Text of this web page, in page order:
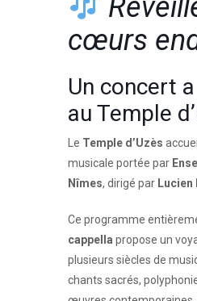
cœurs
Un concert
au Temple
Le Temple d’Uzès
musicale portée par
Nîmes, dirigé par Lucien
Ce programme
cappella propose un
plusieurs siècles de
chants sacrés,